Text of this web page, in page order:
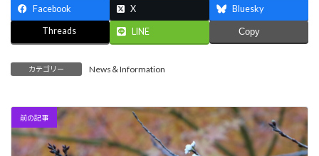
Facebook X Bluesky
Threads LINE Copy
カテゴリー News＆Information
前の記事